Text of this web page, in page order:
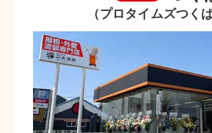
（プロタイムズつく